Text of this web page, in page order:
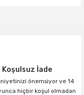
Koşulsuz İade
önemsiyor ve 14
hiçbir koşul olmadan